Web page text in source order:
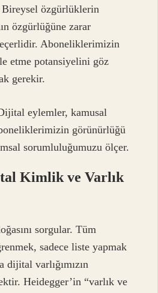
özgürlüklerin
özgürlüğüne zarar
Aboneliklerimizin
etme potansiyelini göz
gerekir.
eylemler, kamusal
görünürlüğü
sorumluluğumuzu ölçer.
Kimlik ve Varlık
sorgular. Tüm
sadece liste yapmak
dijital varlığımızın
Heidegger’in “varlık ve